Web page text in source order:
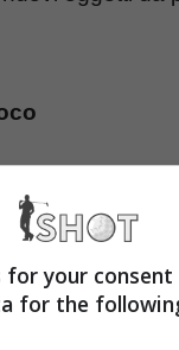
singolo
originali. Una
mano si
your consent
for the